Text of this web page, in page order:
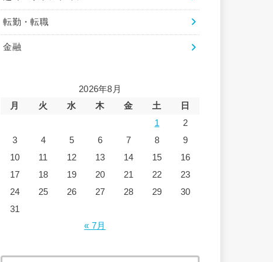
転勤・転職
金融
2026年8月
月
火 水 木 金 土
日
1
2
3
4 5 6 7 8
9
10
11 12 13 14 15
16
17
18 19 20 21 22
23
24
25 26 27 28 29
30
31
« 7月